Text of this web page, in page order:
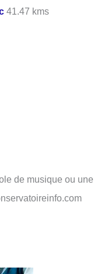
41.47 kms
de musique ou une